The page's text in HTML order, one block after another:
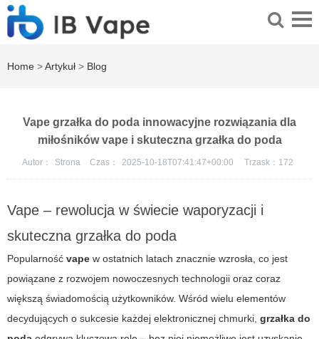
Home >Artykuł > Blog
Vape grzałka do poda innowacyjne rozwiązania dla
miłośników vape i skuteczna grzałka do poda
Autor： Strona Czas： 2025-10-18T07:41:47+00:00 Trzask： 172
Vape – rewolucja w świecie waporyzacji i
skuteczna grzałka do poda
Popularność vape w ostatnich latach znacznie wzrosła, co jest
powiązane z rozwojem nowoczesnych technologii oraz coraz
większą świadomością użytkowników. Wśród wielu elementów
decydujących o sukcesie każdej elektronicznej chmurki, grzałka do